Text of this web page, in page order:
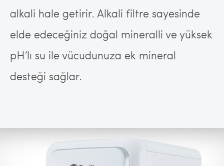
alkali hale getirir. Alkali filtre sayesinde
elde edeceğiniz doğal mineralli ve yüksek
pH’lı su ile vücudunuza ek mineral
desteği sağlar.